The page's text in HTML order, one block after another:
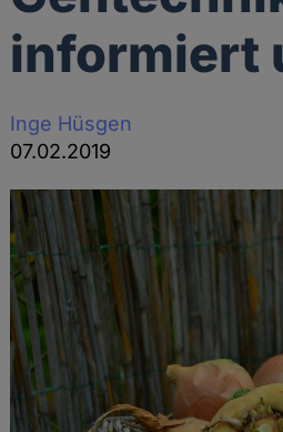
informiert
Inge Hüsgen
07.02.2019